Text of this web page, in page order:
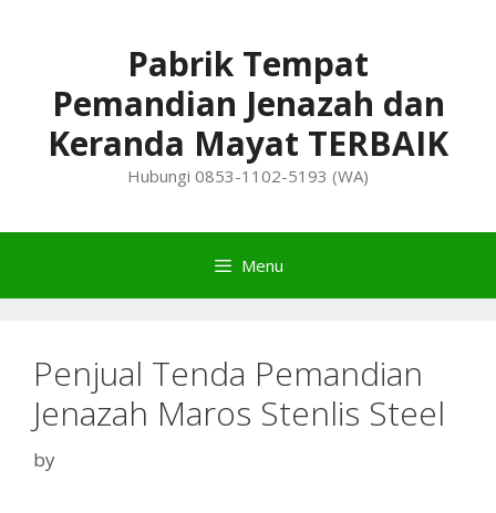
Pabrik Tempat
Pemandian Jenazah dan
Keranda Mayat TERBAIK
Hubungi 0853-1102-5193 (WA)
Menu
Penjual Tenda Pemandian
Jenazah Maros Stenlis Steel
by